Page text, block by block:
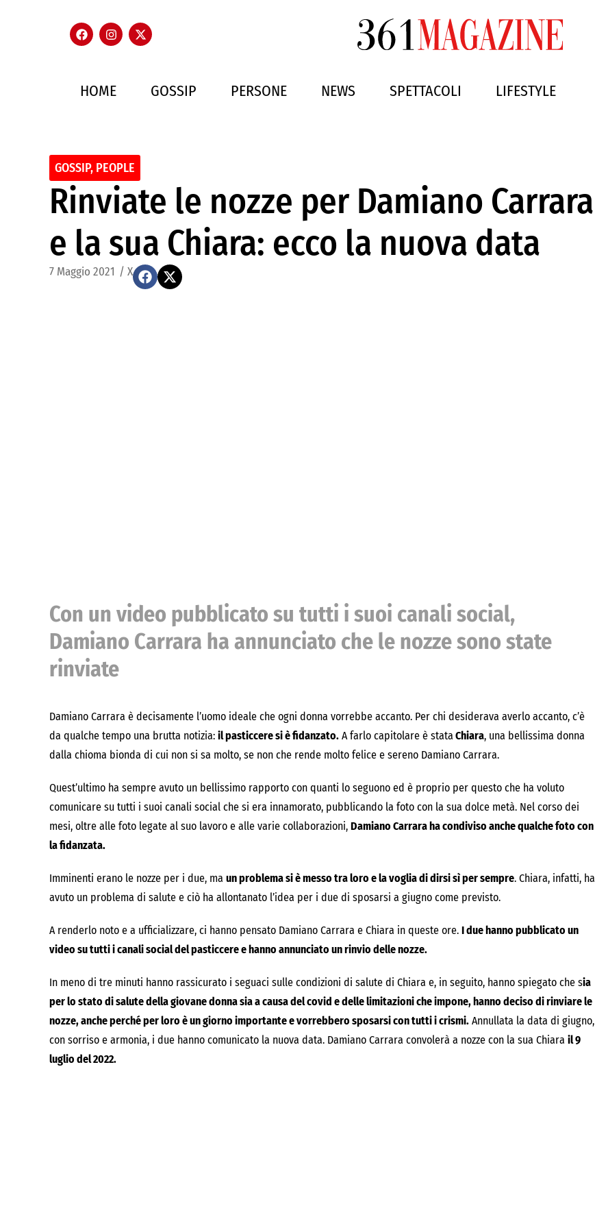
HOME GOSSIP PERSONE NEWS SPETTACOLI LIFESTYLE
GOSSIP, PEOPLE
Rinviate le nozze per Damiano Carrara
e la sua Chiara: ecco la nuova data
7 Maggio 2021 / X
Con un video pubblicato su tutti i suoi canali social,
Damiano Carrara ha annunciato che le nozze sono state
rinviate
Damiano Carrara è decisamente l’uomo ideale che ogni donna vorrebbe accanto. Per chi desiderava averlo accanto, c’è
da qualche tempo una brutta notizia: il pasticcere si è fidanzato. A farlo capitolare è stata Chiara, una bellissima donna
dalla chioma bionda di cui non si sa molto, se non che rende molto felice e sereno Damiano Carrara.
Quest’ultimo ha sempre avuto un bellissimo rapporto con quanti lo seguono ed è proprio per questo che ha voluto
comunicare su tutti i suoi canali social che si era innamorato, pubblicando la foto con la sua dolce metà. Nel corso dei
mesi, oltre alle foto legate al suo lavoro e alle varie collaborazioni, Damiano Carrara ha condiviso anche qualche foto con
la fidanzata.
Imminenti erano le nozze per i due, ma un problema si è messo tra loro e la voglia di dirsi sì per sempre. Chiara, infatti, ha
avuto un problema di salute e ciò ha allontanato l’idea per i due di sposarsi a giugno come previsto.
A renderlo noto e a ufficializzare, ci hanno pensato Damiano Carrara e Chiara in queste ore. I due hanno pubblicato un
video su tutti i canali social del pasticcere e hanno annunciato un rinvio delle nozze.
In meno di tre minuti hanno rassicurato i seguaci sulle condizioni di salute di Chiara e, in seguito, hanno spiegato che sia
per lo stato di salute della giovane donna sia a causa del covid e delle limitazioni che impone, hanno deciso di rinviare le
nozze, anche perché per loro è un giorno importante e vorrebbero sposarsi con tutti i crismi. Annullata la data di giugno,
con sorriso e armonia, i due hanno comunicato la nuova data. Damiano Carrara convolerà a nozze con la sua Chiara il 9
luglio del 2022.